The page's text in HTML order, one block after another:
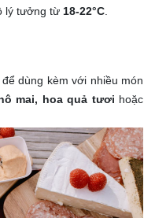
lý tưởng từ 18-22°C
dùng kèm với nhiều món
mai, hoa quả tươi hoặc